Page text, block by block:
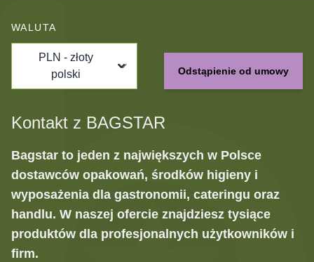
WALUTA
PLN - złoty
polski
Odstąpienie od umowy
Kontakt z BAGSTAR
Bagstar to jeden z największych w Polsce
dostawców opakowań, środków higieny i
wyposażenia dla gastronomii, cateringu oraz
handlu. W naszej ofercie znajdziesz tysiące
produktów dla profesjonalnych użytkowników i
firm.